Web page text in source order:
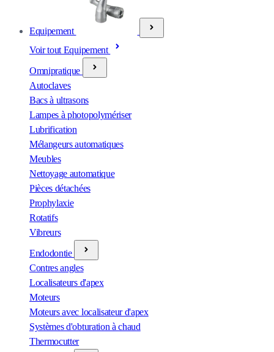
Equipement
Voir tout Equipement
Omnipratique
Autoclaves
Bacs à ultrasons
Lampes à photopolymériser
Lubrification
Mélangeurs automatiques
Meubles
Nettoyage automatique
Pièces détachées
Prophylaxie
Rotatifs
Vibreurs
Endodontie
Contres angles
Localisateurs d'apex
Moteurs
Moteurs avec localisateur d'apex
Systèmes d'obturation à chaud
Thermocutter